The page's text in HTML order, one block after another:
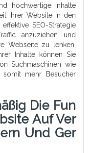
hochwertige Inhalte
Ihrer Website in den
SEO-Strategie
anzuziehen und
Webseite zu lenken.
Inhalte können Sie
Suchmaschinen wie
mehr Besucher
Die Fun
Auf Ver
Und Ger